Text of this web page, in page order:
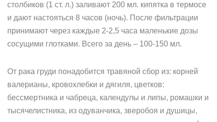
столбиков (1 ст. л.) заливают 200 мл. кипятка в термосе
и дают настояться 8 часов (ночь). После фильтрации
принимают через каждые 2-2,5 часа маленькие дозы
сосущими глотками. Всего за день – 100-150 мл.
От рака груди понадобится травяной сбор из: корней
валерианы, кровохлебки и дягиля, цветков:
бессмертника и чабреца, календулы и липы, ромашки и
тысячелистника, из одуванчика, зверобоя и душицы,